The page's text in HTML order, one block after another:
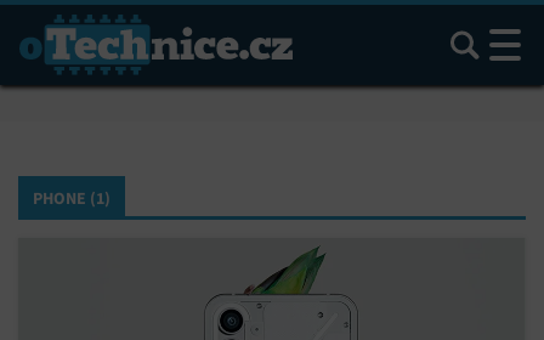
Hledat
PHONE (1)